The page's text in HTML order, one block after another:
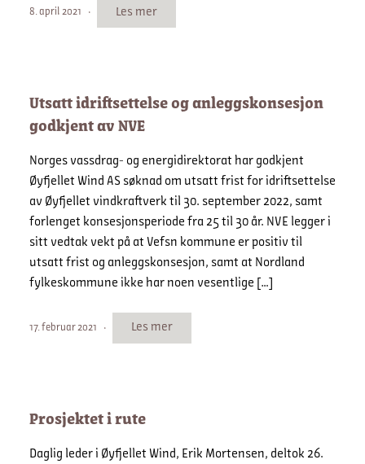
8. april 2021 Les mer
Utsatt idriftsettelse og anleggskonsesjon
godkjent av NVE
Norges vassdrag- og energidirektorat har godkjent
Øyfjellet Wind AS søknad om utsatt frist for idriftsettelse
av Øyfjellet vindkraftverk til 30. september 2022, samt
forlenget konsesjonsperiode fra 25 til 30 år. NVE legger i
sitt vedtak vekt på at Vefsn kommune er positiv til
utsatt frist og anleggskonsesjon, samt at Nordland
fylkeskommune ikke har noen vesentlige […]
17. februar 2021 Les mer
Prosjektet i rute
Daglig leder i Øyfjellet Wind, Erik Mortensen, deltok 26.